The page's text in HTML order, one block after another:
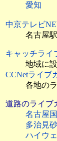
愛知
中京テレビ
名古屋
キャッチライ
地域に
CCNetライブ
各地の
道路のライブ
名古屋
多治見
ハイウ